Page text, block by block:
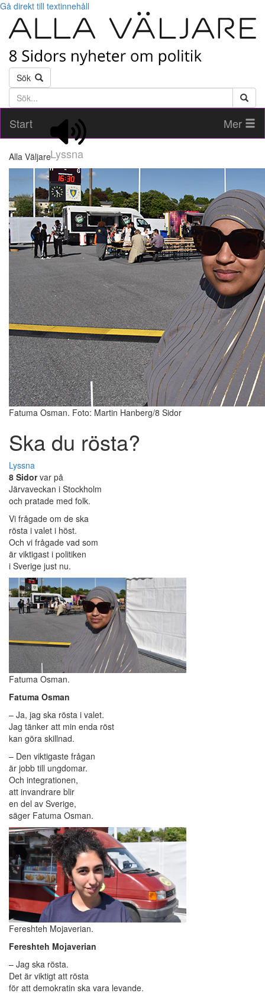
Gå direkt till textinnehåll
Sök
Söktext
Start
Lyssna
Mer
Alla Väljare
Fatuma Osman. Foto: Martin Hanberg/8 Sidor
Ska du rösta?
Lyssna
8 Sidorvar på
Järvaveckan i Stockholm
och pratade med folk.
Vi frågade om de ska
rösta i valet i höst.
Och vi frågade vad som
är viktigast i politiken
i Sverige just nu.
Fatuma Osman.
Fatuma Osman
– Ja, jag ska rösta i valet.
Jag tänker att min enda röst
kan göra skillnad.
– Den viktigaste frågan
är jobb till ungdomar.
Och integrationen,
att invandrare blir
en del av Sverige,
säger Fatuma Osman.
Fereshteh Mojaverian.
Fereshteh Mojaverian
– Jag ska rösta.
Det är viktigt att rösta
för att demokratin ska vara levande.